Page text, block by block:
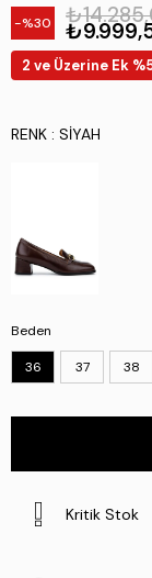
30
2 ve Üzerine Ek
RENK : SIYAH
Beden
36 37 38
Kritik Stok